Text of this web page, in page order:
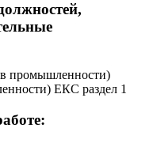
промышленности)
ЕКС раздел 1